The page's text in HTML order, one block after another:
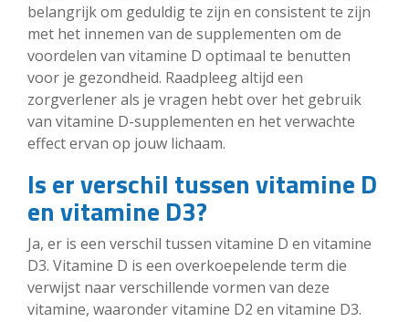
belangrijk om geduldig te zijn en consistent te zijn
met het innemen van de supplementen om de
voordelen van vitamine D optimaal te benutten
voor je gezondheid. Raadpleeg altijd een
zorgverlener als je vragen hebt over het gebruik
van vitamine D-supplementen en het verwachte
effect ervan op jouw lichaam.
Is er verschil tussen vitamine D
en vitamine D3?
Ja, er is een verschil tussen vitamine D en vitamine
D3. Vitamine D is een overkoepelende term die
verwijst naar verschillende vormen van deze
vitamine, waaronder vitamine D2 en vitamine D3.